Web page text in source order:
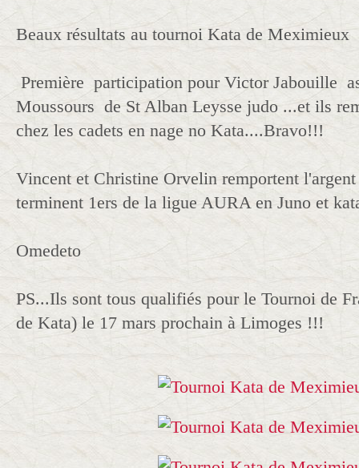
Beaux résultats au tournoi Kata de Meximieux
Première participation pour Victor Jabouille
Moussours de St Alban Leysse judo ...et ils
chez les cadets en nage no Kata....Bravo!!!
Vincent et Christine Orvelin remportent
terminent 1ers de la ligue AURA en Juno et
Omedeto
PS...Ils sont tous qualifiés pour le Tournoi de
de Kata) le 17 mars prochain à Limoges !!!